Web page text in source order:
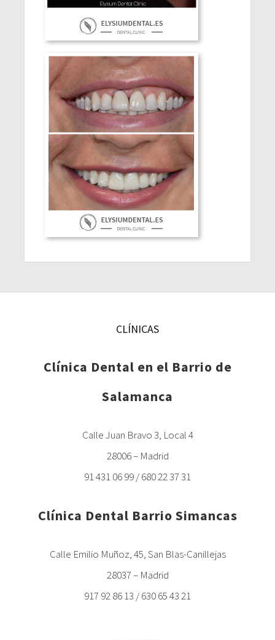
CLÍNICAS
Clínica Dental en el Barrio de
Salamanca
Calle Juan Bravo 3, Local 4
28006 – Madrid
91 431 06 99 / 680 22 37 31
Clínica Dental Barrio Simancas
Calle Emilio Muñoz, 45, San Blas-Canillejas
28037 – Madrid
917 92 86 13 / 630 65 43 21